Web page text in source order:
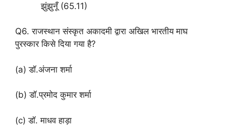
झुंझुनूँ (65.11)
Q6. राजस्थान संस्कृत अकादमी द्वारा अखिल भारतीय माघ
पुरस्कार किसे दिया गया है?
(a) डॉ.अंजना शर्मा
(b) डॉ.प्रमोद कुमार शर्मा
(c) डॉ. माधव हाड़ा